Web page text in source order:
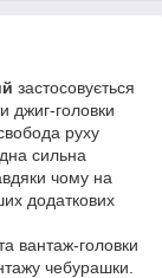
застосовується
джиг-головки
руху
сильна
чому на
додаткових
вантаж-головки
чебурашки.